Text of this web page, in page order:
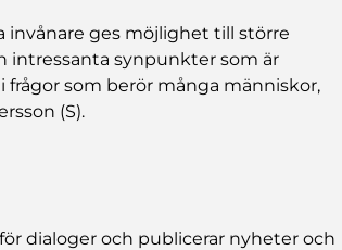
invånare ges möjlighet till större
intressanta synpunkter som är
frågor som berör många människor,
(S).
dialoger och publicerar nyheter och